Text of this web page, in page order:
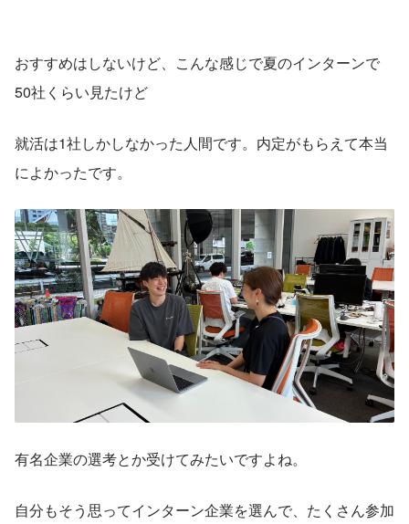
おすすめはしないけど、こんな感じで夏のインターンで
50社くらい見たけど
就活は1社しかしなかった人間です。内定がもらえて本当
によかったです。
有名企業の選考とか受けてみたいですよね。
自分もそう思ってインターン企業を選んで、たくさん参加